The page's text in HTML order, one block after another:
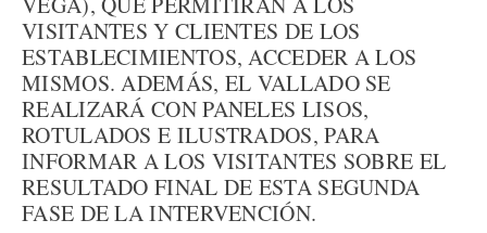
VISITANTES Y CLIENTES DE LOS
ESTABLECIMIENTOS, ACCEDER A LOS
MISMOS. ADEMÁS, EL VALLADO SE
REALIZARÁ CON PANELES LISOS,
ROTULADOS E ILUSTRADOS, PARA
INFORMAR A LOS VISITANTES SOBRE EL
RESULTADO FINAL DE ESTA SEGUNDA
FASE DE LA INTERVENCIÓN.